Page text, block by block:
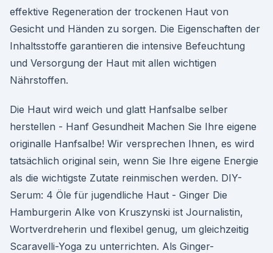
effektive Regeneration der trockenen Haut von
Gesicht und Händen zu sorgen. Die Eigenschaften der
Inhaltsstoffe garantieren die intensive Befeuchtung
und Versorgung der Haut mit allen wichtigen
Nährstoffen.
Die Haut wird weich und glatt Hanfsalbe selber
herstellen - Hanf Gesundheit Machen Sie Ihre eigene
originalle Hanfsalbe! Wir versprechen Ihnen, es wird
tatsächlich original sein, wenn Sie Ihre eigene Energie
als die wichtigste Zutate reinmischen werden. DIY-
Serum: 4 Öle für jugendliche Haut - Ginger Die
Hamburgerin Alke von Kruszynski ist Journalistin,
Wortverdreherin und flexibel genug, um gleichzeitig
Scaravelli-Yoga zu unterrichten. Als Ginger-